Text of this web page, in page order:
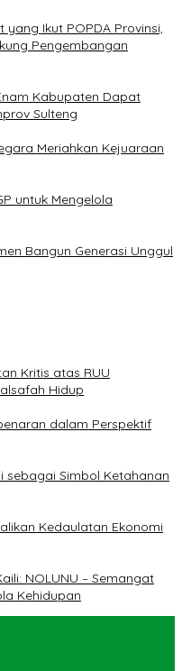
Ikut POPDA Provinsi,
Pengembangan
Kabupaten Dapat
Sulteng
Meriahkan Kejuaraan
untuk Mengelola
Bangun Generasi Unggul
Kritis atas RUU
Hidup
dalam Perspektif
sebagai Simbol Ketahanan
Kedaulatan Ekonomi
NOLUNU – Semangat
Kehidupan